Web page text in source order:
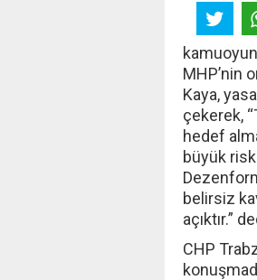
MHP’nin
Kaya,
çekerek,
hedef
büyük risk
belirsiz
açıktır.”
CHP